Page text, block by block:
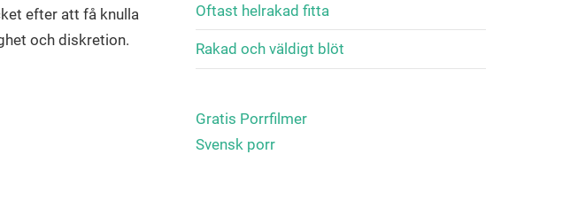
efter att få knulla
och diskretion.
Oftast helrakad fitta
Rakad och väldigt blöt
Gratis Porrfilmer
Svensk porr